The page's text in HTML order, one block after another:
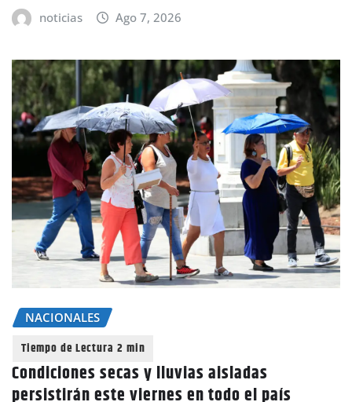
noticias Ago 7, 2026
NACIONALES
Condiciones secas y lluvias aisladas
persistirán este viernes en todo el país